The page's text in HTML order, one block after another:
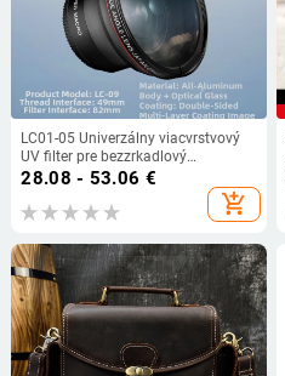
LC01-05 Univerzálny viacvrstvový
UV filter pre bezzrkadlový
fotoaparát s univerzálnym
28.08 - 53.06 €
add_shopping_cart